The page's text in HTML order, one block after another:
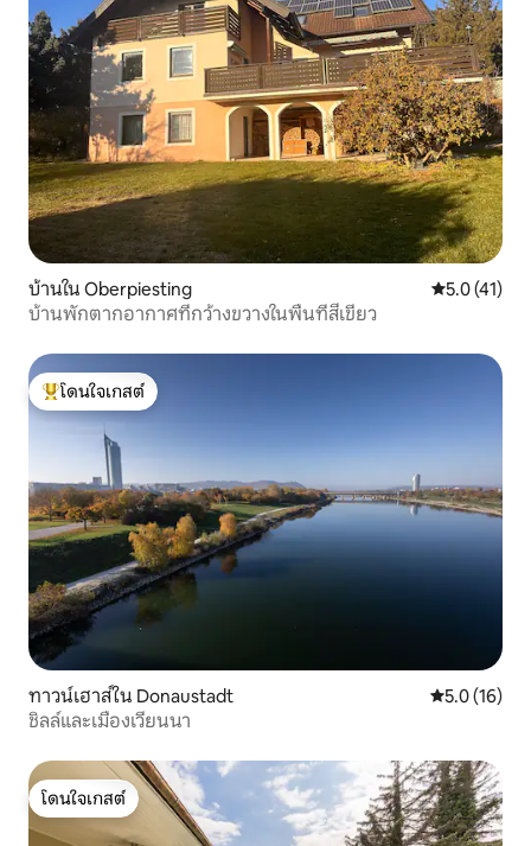
บ้านใน Oberpiesting คะแนนเฉลี่ย
5.0 (41)
บ้านพักตากอากาศที่กว้างขวางในพื้นที่สีเขียว
โดนใจเกสต์ที่สุด
โดนใจเกสต์
ทาวน์เฮาส์ใน Donaustadt คะแนนเฉลี่ย
5.0 (16)
ชิลล์และเมืองเวียนนา
โดนใจเกสต์
โดนใจเกสต์